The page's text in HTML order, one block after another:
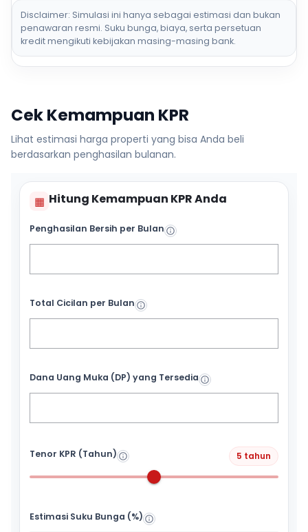
Disclaimer: Simulasi ini hanya sebagai estimasi dan bukan
penawaran resmi. Suku bunga, biaya, serta persetuan
kredit mengikuti kebijakan masing-masing bank.
Cek Kemampuan KPR
Lihat estimasi harga properti yang bisa Anda beli
berdasarkan penghasilan bulanan.
▦ Hitung Kemampuan KPR Anda
Penghasilan Bersih per Bulan
Total Cicilan per Bulan
Dana Uang Muka (DP) yang Tersedia
Tenor KPR (Tahun) 5 tahun
Estimasi Suku Bunga (%)